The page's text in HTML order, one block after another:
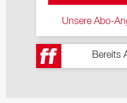
Unsere Abo-
Bereits